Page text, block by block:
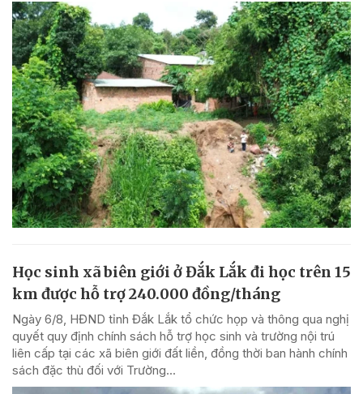
Học sinh xã biên giới ở Đắk Lắk đi học trên 15
km được hỗ trợ 240.000 đồng/tháng
Ngày 6/8, HĐND tỉnh Đắk Lắk tổ chức họp và thông qua nghị
quyết quy định chính sách hỗ trợ học sinh và trường nội trú
liên cấp tại các xã biên giới đất liền, đồng thời ban hành chính
sách đặc thù đối với Trường...